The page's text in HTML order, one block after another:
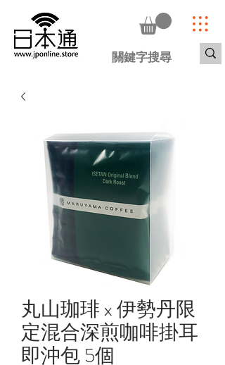
丸山珈琲 x 伊勢丹限
定混合深煎咖啡掛耳
即沖包 5個